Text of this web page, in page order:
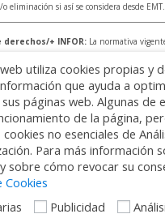
eliminación si así se considera desde EMT.
derechos/+ INFOR: La normativa
la supresión de sus datos. Para más
sus datos y la forma en que puede ejercer
de Blog EMT, disponible en:
utiliza cookies propias y
que ayuda a
páginas web. Algunas de
de la página,
no esenciales de
Para más información
sobre cómo revocar su
Cookies
Publicidad